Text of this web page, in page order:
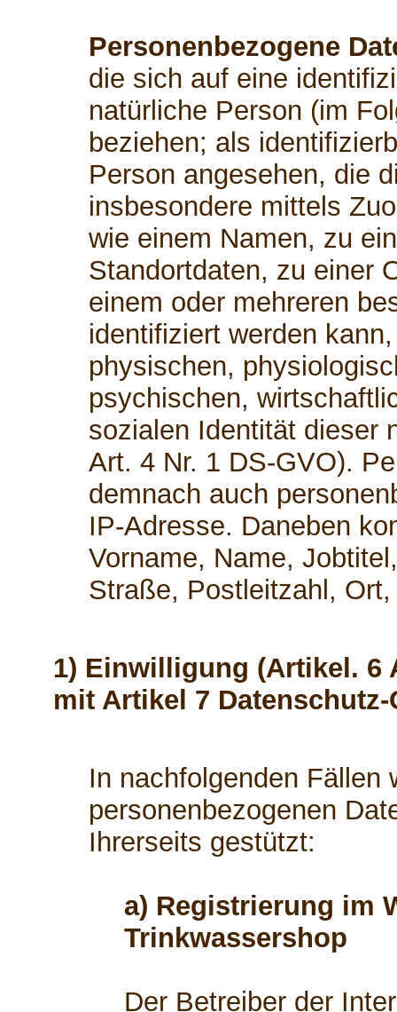
Personenbezogene
die sich auf eine
natürliche Person (im
beziehen; als
Person angesehen, die
insbesondere mittels
wie einem Namen, zu
Standortdaten, zu einer
einem oder mehreren
identifiziert werden
physischen,
psychischen,
sozialen Identität dieser
Art. 4 Nr. 1 DS-GVO).
demnach auch
IP-Adresse. Daneben
Vorname, Name,
Straße, Postleitzahl,
1) Einwilligung (Artikel. 6
mit Artikel 7 Datenschutz-
In nachfolgenden Fällen
personenbezogenen
Ihrerseits gestützt:
a) Registrierung im
Trinkwassershop
Der Betreiber der